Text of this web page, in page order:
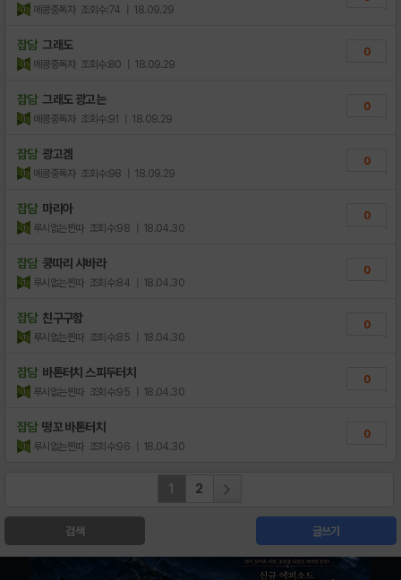
메콩중독자 조회수:74 | 18.09.29
잡담 그래도
메콩중독자 조회수:80 | 18.09.29
0
잡담 그래도 광고는
메콩중독자 조회수:91 | 18.09.29
0
잡담 광고겜
메콩중독자 조회수:98 | 18.09.29
0
잡담 마리아
루시없는찐따 조회수:98 | 18.04.30
0
잡담 쿵따리 샤바라
루시없는찐따 조회수:84 | 18.04.30
0
잡담 친구구함
루시없는찐따 조회수:85 | 18.04.30
0
잡담 바톤터치 스피두터치
루시없는찐따 조회수:95 | 18.04.30
0
잡담 떵꼬 바톤터치
루시없는찐따 조회수:96 | 18.04.30
0
1 2
검색 글쓰기